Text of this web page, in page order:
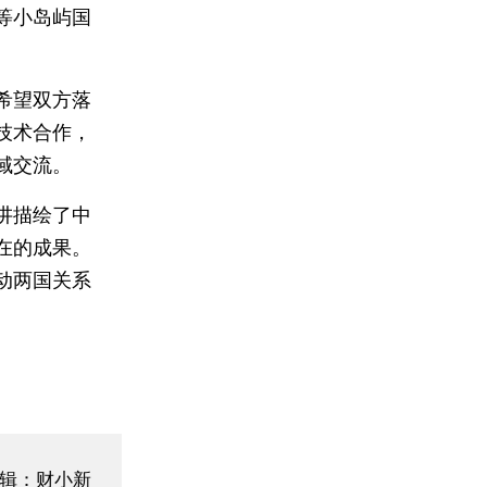
小岛屿国
望双方落
术合作，
流。
绘了中
成果。
两国关系
：财小新